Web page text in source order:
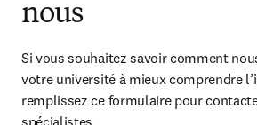
nous
Si vous souhaitez savoir comment
votre université à mieux comprendre
remplissez ce formulaire pour
spécialistes.